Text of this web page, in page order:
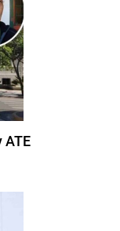
ATE